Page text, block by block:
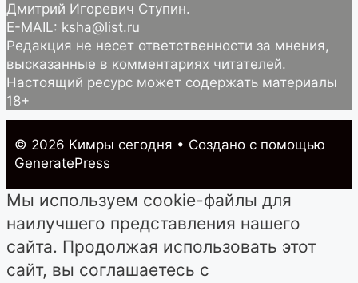
Дмитрий Игоревич Ступин.
E-MAIL: ksha@list.ru
Редакция не несет ответственности за мнения,
высказанные в комментариях читателей.
Настоящий ресурс может содержать материалы
18+
© 2026 Кимры cегодня • Создано с помощью
GeneratePress
Мы используем cookie-файлы для
наилучшего представления нашего
сайта. Продолжая использовать этот
сайт, вы соглашаетесь с